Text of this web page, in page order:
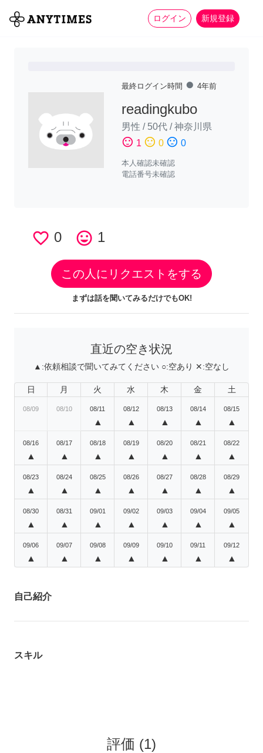
ログイン 新規登録
全て 家事 more_horiz
最終ログイン時間 fiber_manual_record 4年前
readingkubo
男性 / 50代 /神奈川県
sentiment_satisfied 1 sentiment_neutral 0 sentiment_dissatisfied 0
本人確認未確認
電話番号未確認
favorite_border 0 tag_faces 1
この人にリクエストをする
まずは話を聞いてみるだけでもOK!
直近の空き状況
▲:依頼相談で聞いてみてください ○:空あり ✕:空なし
日 月 火 水 木 金 土
08/09 08/10 08/11
▲
08/12
▲
08/13
▲
08/14
▲
08/15
▲
08/16
▲
08/17
▲
08/18
▲
08/19
▲
08/20
▲
08/21
▲
08/22
▲
08/23
▲
08/24
▲
08/25
▲
08/26
▲
08/27
▲
08/28
▲
08/29
▲
08/30
▲
08/31
▲
09/01
▲
09/02
▲
09/03
▲
09/04
▲
09/05
▲
09/06
▲
09/07
▲
09/08
▲
09/09
▲
09/10
▲
09/11
▲
09/12
▲
自己紹介
スキル
評価 (1)